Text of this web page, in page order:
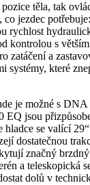
těla, tak
jezdec
rychlost
kontrolou s
zatáčení a
systémy, které
je možné s DNA
EQ jsou
se valící
dostatečnou
značný
a teleskopická
dolů v